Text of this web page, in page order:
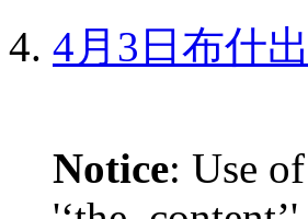
4月3日布什
Notice: Use